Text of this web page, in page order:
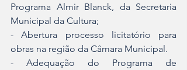
Programa Almir Blanck, da Secretaria
Municipal da Cultura;
- Abertura processo licitatório para
obras na região da Câmara Municipal.
- Adequação do Programa de